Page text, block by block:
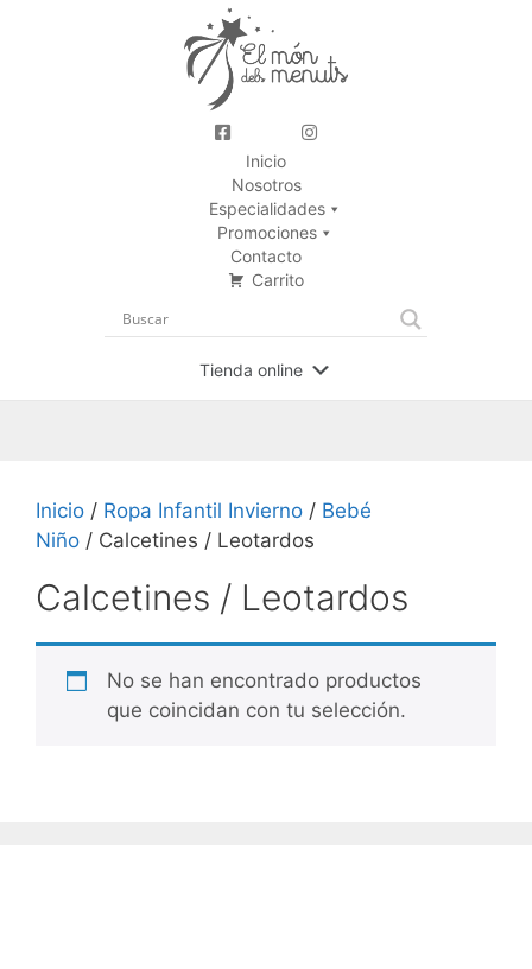
Inicio
Nosotros
Especialidades
Promociones
Contacto
Carrito
Tienda online
Inicio / Ropa Infantil Invierno / Bebé
Niño / Calcetines / Leotardos
Calcetines / Leotardos
No se han encontrado productos
que coincidan con tu selección.